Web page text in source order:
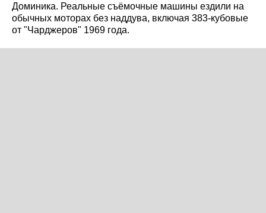
Доминика. Реальные съёмочные машины ездили на
обычных моторах без наддува, включая 383-кубовые
от "Чарджеров" 1969 года.